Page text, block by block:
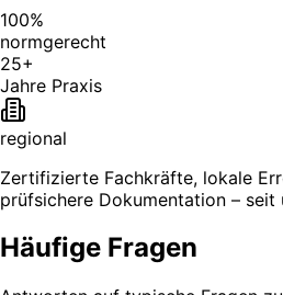
100%
normgerecht
25+
Jahre Praxis
regional
Zertifizierte Fachkräfte, lokale
prüfsichere Dokumentation – seit
Häufige Fragen